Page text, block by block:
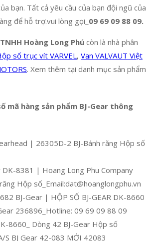
bạn. Tất cả yêu cầu của bạn đội ngũ của
để hỗ trợ.vui lòng gọi_ 09 69 09 88 09.
Hoàng Long Phú còn là nhà phân
số trục vít VARVEL, Van VALVAUT Việt
. Xem thêm tại danh mục sản phẩm
mã hàng sản phẩm BJ-Gear thông
| 26305D-2 BJ-Bánh răng Hộp số
DK-8381 | Hoang Long Phu Company
Hộp số_Email:dat@hoanglongphu.vn
BJ-Gear | HỘP SỐ BJ-GEAR DK-8660
236896_Hotline: 09 69 09 88 09
8660_ Dòng 42 BJ-Gear Hộp số
S BJ Gear 42-083 MỚI 42083